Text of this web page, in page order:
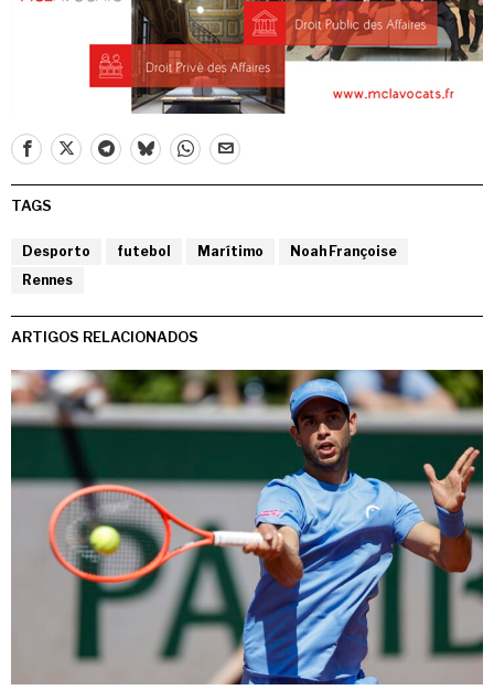
TAGS
Desporto futebol Marítimo
Noah Françoise
Rennes
ARTIGOS RELACIONADOS